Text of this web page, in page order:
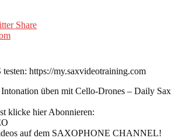
Share
https://my.saxvideotraining.com
üben mit Cello-Drones – Daily Sax
klicke hier Abonnieren:
auf dem SAXOPHONE CHANNEL!